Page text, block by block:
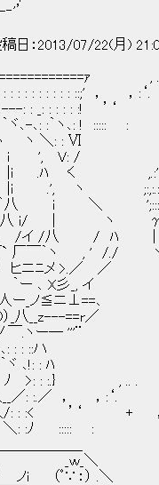
稿日：2013/07/22(月)
彡´: : : : : : : :
ｪｫム---: : _: : :
｀ヽ ＼
＼: : Ⅵ
V: / ,.. : :
,.:'::ﾞ
.', ヽ ;:,:.:
＼
i/ | ヽ γ´￣￣￣
八 / ﾊ | いらっし
｀ヽ , ' /./ ヽ＿
メ >.／ ／ ゝ､＿
ｧ ｀ー
_＿ﾉ 人
ィ /)）_
'´ У￣.
: : : :／￣￣ヽ
／￣￣{に} ￣
／／
／/ |＼
{ .ﾊ .＼/: : :<
_＼
i （ﾟ∵：） .＼